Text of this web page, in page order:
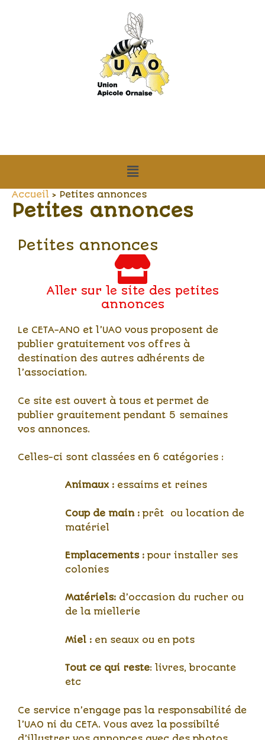
Menu
Accueil Petites annonces
Petites annonces
Petites annonces
Aller sur le site des petites
annonces
Le CETA-ANO et l’UAO vous proposent de
publier gratuitement vos offres à
destination des autres adhérents de
l’association.
Ce site est ouvert à tous et permet de
publier grauitement pendant 5 semaines
vos annonces.
Celles-ci sont classées en 6 catégories :
Animaux : essaims et reines
Coup de main : prêt ou location de
matériel
Emplacements : pour installer ses
colonies
Matériels: d’occasion du rucher ou
de la miellerie
Miel : en seaux ou en pots
Tout ce qui reste: livres, brocante
etc
Ce service n’engage pas la responsabilité de
l’UAO ni du CETA. Vous avez la possibilté